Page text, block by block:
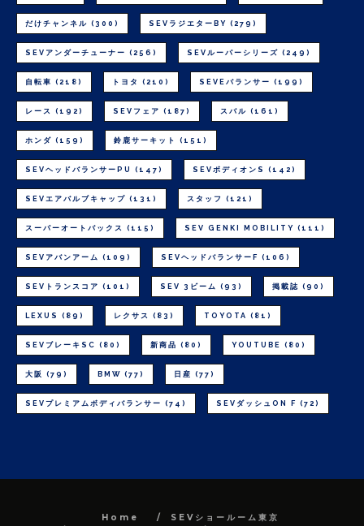
だけチャンネル (300) SEVラジエターBY (279)
SEVアンダーチューナー (256) SEVルーパーシリーズ (249)
自転車 (218) トヨタ (210) SEVEバランサー (199)
レース (192) SEVフェア (187) スバル (161)
ホンダ (159) 鈴鹿サーキット (151)
SEVヘッドバランサーPU (147) SEVボディオンS (142)
SEVエアバルブキャップ (131) スタッフ (121)
スーパーオートバックス (115) SEV GENKI MOBILITY (111)
SEVアバンアーム (109) SEVヘッドバランサーF (106)
SEVトランスコア (101) SEV 3ビーム (93) 掲載誌 (90)
LEXUS (89) レクサス (83) TOYOTA (81)
SEVブレーキSC (80) 新商品 (80) YOUTUBE (80)
大阪 (79) BMW (77) 日産 (77)
SEVプレミアムボディバランサー (74) SEVダッシュON F (72)
Home
SEVショールーム東京